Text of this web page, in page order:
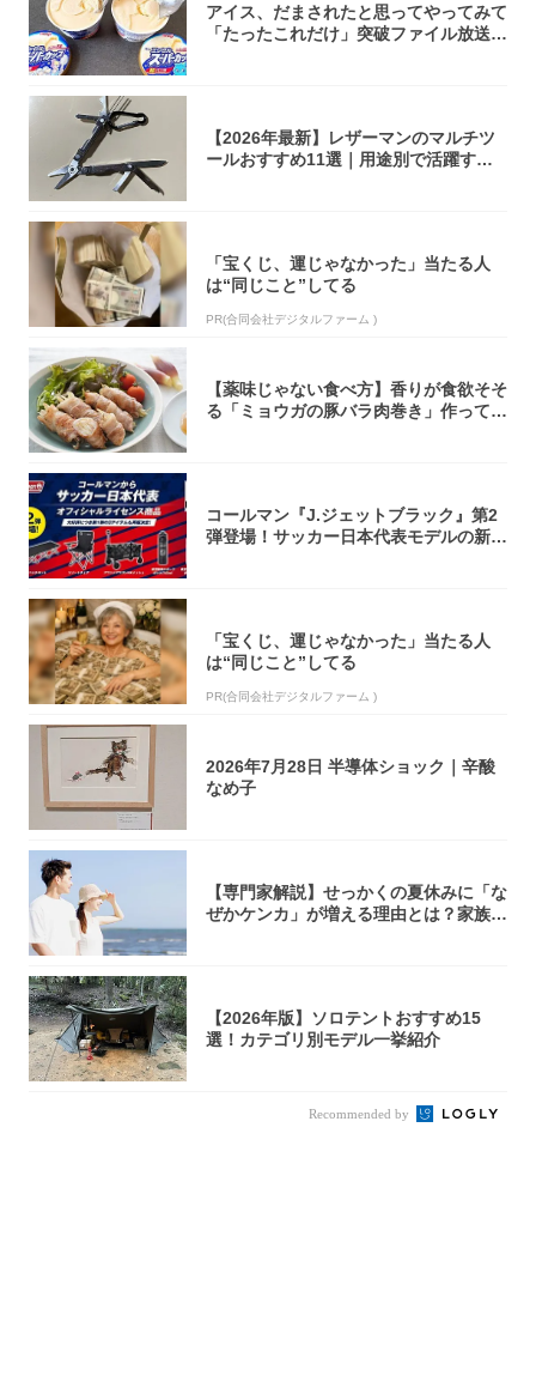
アイス、だまされたと思ってやってみて
「たったこれだけ」突破ファイル放送で
【2026年最新】レザーマンのマルチツ
ールおすすめ11選｜用途別で活躍する
「宝くじ、運じゃなかった」当たる人
は“同じこと”してる
PR(合同会社デジタルファーム )
【薬味じゃない食べ方】香りが食欲そそ
る「ミョウガの豚バラ肉巻き」作ってみ
コールマン『J.ジェットブラック』第2
弾登場！サッカー日本代表モデルの新作
「宝くじ、運じゃなかった」当たる人
は“同じこと”してる
PR(合同会社デジタルファーム )
2026年7月28日 半導体ショック｜辛酸
なめ子
【専門家解説】せっかくの夏休みに「な
ぜかケンカ」が増える理由とは？家族・
【2026年版】ソロテントおすすめ15
選！カテゴリ別モデル一挙紹介
Recommended by